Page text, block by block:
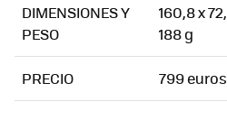
DIMENSIONES Y
PESO
160,8 x
188 g
PRECIO 799 euros